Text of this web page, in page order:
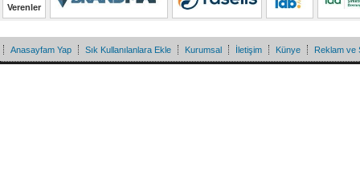
Verenler
Anasayfam Yap Sık Kullanılanlara Ekle Kurumsal İletişim Künye Reklam ve